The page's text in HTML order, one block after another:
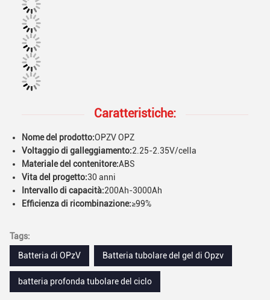
Caratteristiche:
Nome del prodotto:OPZV OPZ
Voltaggio di galleggiamento:2.25-2.35V/cella
Materiale del contenitore:ABS
Vita del progetto:30 anni
Intervallo di capacità:200Ah-3000Ah
Efficienza di ricombinazione:≥99%
Tags:
Batteria di OPzV
Batteria tubolare del gel di Opzv
batteria profonda tubolare del ciclo